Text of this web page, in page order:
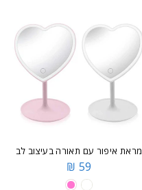
מראת איפור עם תאורה בעיצוב לב
59 ₪